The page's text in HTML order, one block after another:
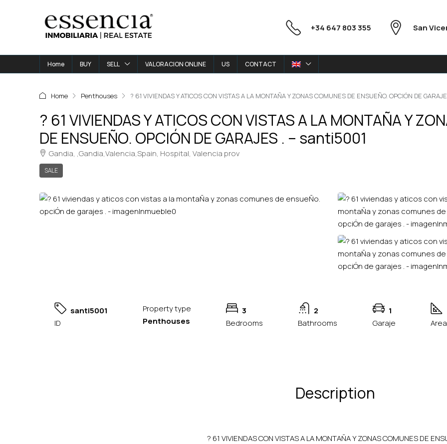
+34 647 803 355 San
Home BUY SELL VALORACION ONLINE US CONTACT
Home Penthouses ? 61 VIVIENDAS Y ATICOS CON VISTAS A LA MONTAÑA Y ZONAS COMUNES DE ENSUEÑO. OPCIÓN DE
? 61 VIVIENDAS Y ATICOS CON VISTAS A LA MONTAÑA Y
DE ENSUEÑO. OPCIÓN DE GARAJES . – santi5001
Gandia, ,Gandia,Valencia,Spain, Hospital, Valencia prov
SALE
santi5001
ID
Property type
Penthouses
3
Bedrooms
2
Bathrooms
1
Garaje
Description
? 61 VIVIENDAS CON VISTAS A LA MONTAÑA Y ZONAS COMUNES DE